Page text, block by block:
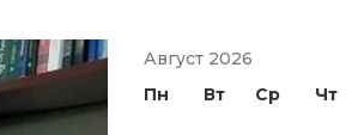
Август 2026
Пн
Вт Ср Чт